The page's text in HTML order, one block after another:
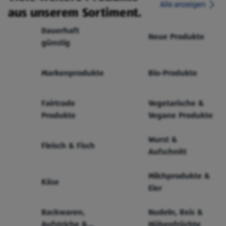
aus unserem Sortiment.
Alle anzeigen
Dauerhaft
günstig
Neue Produkte
Markenprodukte Bio-Produkte
Fairtrade
Produkte
Vegetarische &
Vegane Produkte
Fleisch & Fisch
Wurst &
Aufschnitt
Käse
Milchprodukte &
Eier
Backwaren,
Nudeln, Reis &